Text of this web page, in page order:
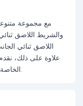
مع مجموعة
والشريط اللاصق
اللاصق ثنائي
علاوة على ذلك،
الخاصة ببيئات العمل المختلفة والاحتياجات الوظيفية.